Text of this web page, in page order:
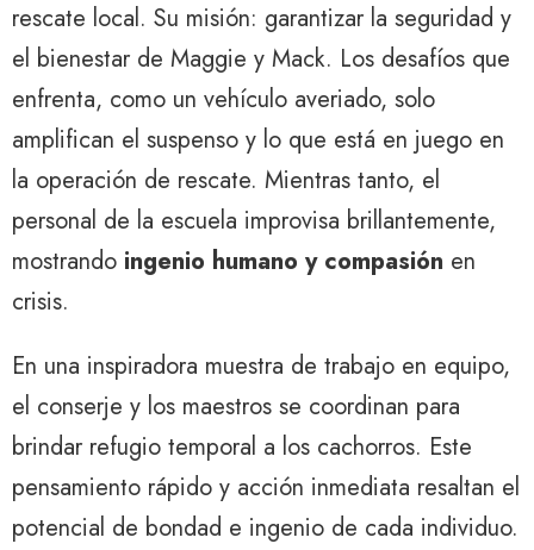
rescate local. Su misión: garantizar la seguridad y
el bienestar de Maggie y Mack. Los desafíos que
enfrenta, como un vehículo averiado, solo
amplifican el suspenso y lo que está en juego en
la operación de rescate. Mientras tanto, el
personal de la escuela improvisa brillantemente,
mostrando ingenio humano y compasión en
crisis.
En una inspiradora muestra de trabajo en equipo,
el conserje y los maestros se coordinan para
brindar refugio temporal a los cachorros. Este
pensamiento rápido y acción inmediata resaltan el
potencial de bondad e ingenio de cada individuo.